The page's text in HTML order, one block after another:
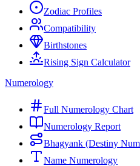
Zodiac Profiles
Compatibility
Birthstones
Rising Sign Calculator
Numerology
Full Numerology Chart
Numerology Report
Bhagyank (Destiny
Name Numerology